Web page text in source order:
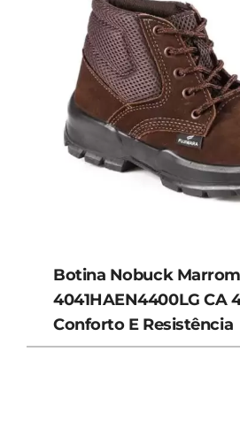
Botina Nobuck
4041HAEN4400LG CA
Conforto E Resistência